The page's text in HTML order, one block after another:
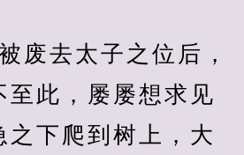
去太子之位后，
至此，屡屡想求见
之下爬到树上，大